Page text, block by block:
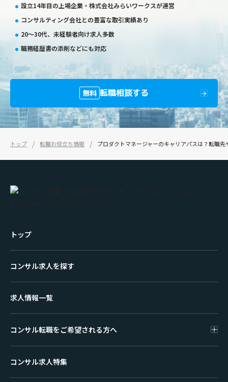
設立14年目の上場企業・株式会社みらいワークスが運営
コンサルティング会社との豊富な取引実績あり
20〜30代、未経験者向け求人多数
職務経歴書の添削などにも対応
無料 転職相談する
トップ 転職お役立ち情報 プロダクトマネージャーのキャリアパスは？転職
トップ
コンサル求人を探す
求人情報一覧
コンサル転職をご希望される方へ
コンサル求人特集